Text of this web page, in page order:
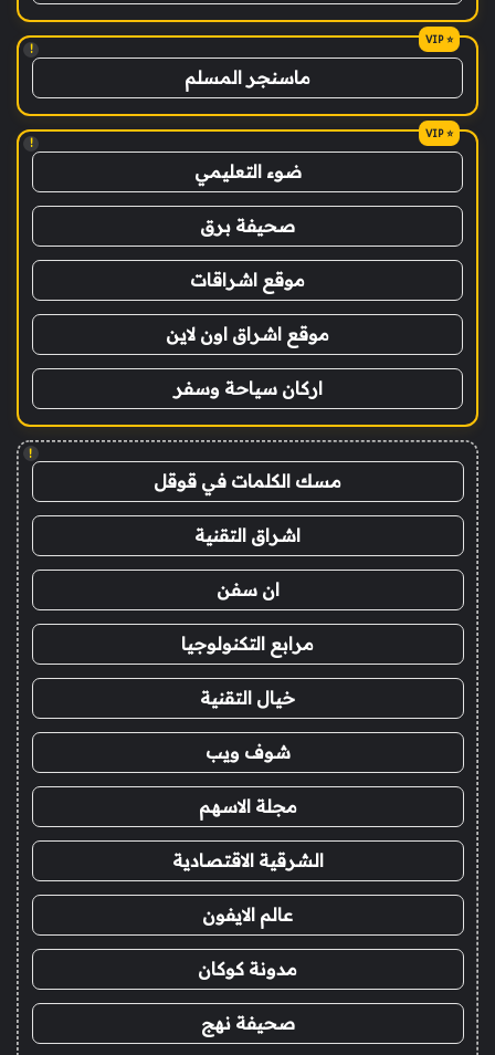
!
ماسنجر المسلم
!
ضوء التعليمي
صحيفة برق
موقع اشراقات
موقع اشراق اون لاين
اركان سياحة وسفر
!
مسك الكلمات في قوقل
اشراق التقنية
ان سفن
مرابع التكنولوجيا
خيال التقنية
شوف ويب
مجلة الاسهم
الشرقية الاقتصادية
عالم الايفون
مدونة كوكان
صحيفة نهج